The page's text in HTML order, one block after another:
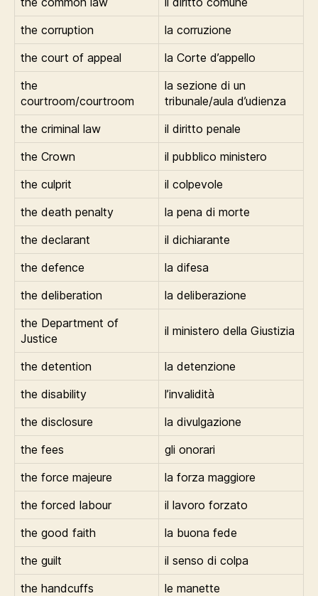
the corruption
la corruzione
the court of appeal
la Corte d’appello
the
courtroom/courtroom
la sezione di un
tribunale/aula d’udienza
the criminal law
il diritto penale
the Crown
il pubblico ministero
the culprit
il colpevole
the death penalty
la pena di morte
the declarant
il dichiarante
the defence
la difesa
the deliberation
la deliberazione
the Department of
Justice
il ministero della Giustizia
the detention
la detenzione
the disability
l’invalidità
the disclosure
la divulgazione
the fees
gli onorari
the force majeure
la forza maggiore
the forced labour
il lavoro forzato
the good faith
la buona fede
the guilt
il senso di colpa
the handcuffs
le manette